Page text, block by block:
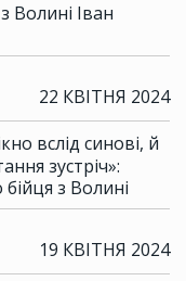
Волині Іван
22 КВІТНЯ 2024
вслід синові, й
зустріч»:
з Волині
19 КВІТНЯ 2024